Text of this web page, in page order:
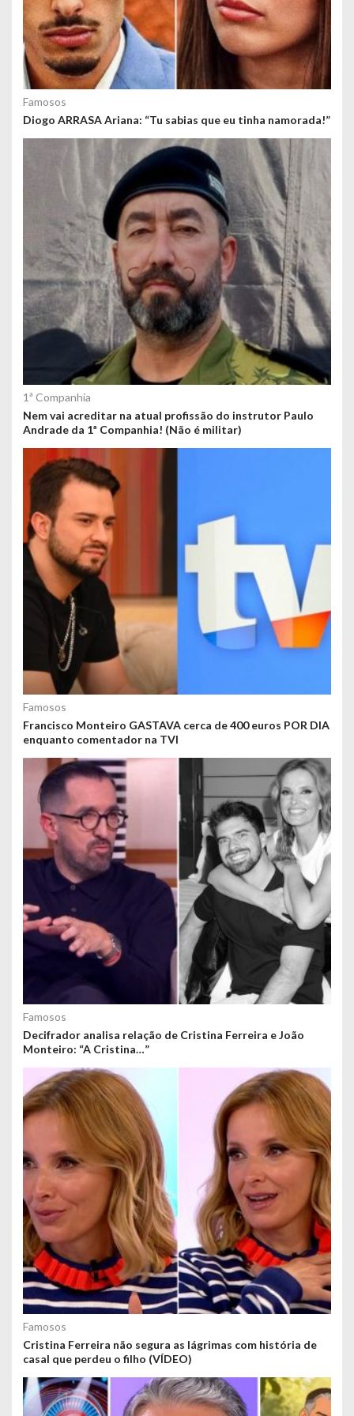
Famosos
Diogo ARRASA Ariana: “Tu sabias que eu tinha namorada!”
1ª Companhia
Nem vai acreditar na atual profissão do instrutor Paulo
Andrade da 1ª Companhia! (Não é militar)
Famosos
Francisco Monteiro GASTAVA cerca de 400 euros POR DIA
enquanto comentador na TVI
Famosos
Decifrador analisa relação de Cristina Ferreira e João
Monteiro: “A Cristina…”
Famosos
Cristina Ferreira não segura as lágrimas com história de
casal que perdeu o filho (VÍDEO)